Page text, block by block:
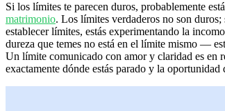
Si los límites te parecen duros, probablemente
matrimonio. Los límites verdaderos no son
establecer límites, estás experimentando la
dureza que temes no está en el límite mismo —
Un límite comunicado con amor y claridad es en
exactamente dónde estás parado y la oportunidad